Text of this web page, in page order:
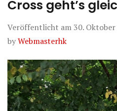
Cross geht’s
Veröffentlicht am 30.
byWebmasterhk